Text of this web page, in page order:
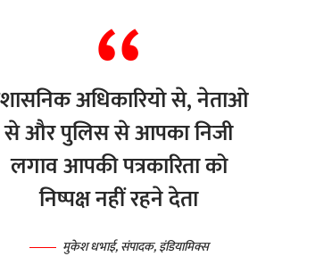
अधिकारियो से, नेताओ
से और पुलिस से आपका निजी
लगाव आपकी पत्रकारिता को
निष्पक्ष नहीं रहने देता
मुकेश धभाई, संपादक, इंडियामिक्स